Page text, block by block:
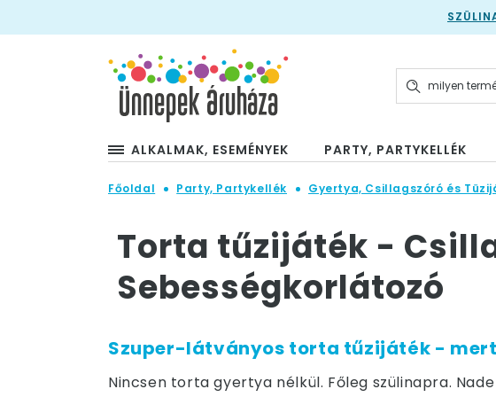
ALKALMAK, ESEMÉNYEK PARTY, PARTYKELLÉK
Főoldal Party, Partykellék Gyertya, Csillagszóró és
Torta tűzijáték -
Sebességkorlátozó
Szuper-látványos torta tűzijáték -
Nincsen torta gyertya nélkül. Főleg szülinapra.